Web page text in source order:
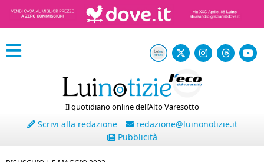
Il quotidiano online dell’Alto Varesotto
Scrivi alla redazione
redazione@luinonotizie.it
Pubblicità